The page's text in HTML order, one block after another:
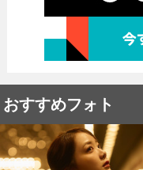
おすすめフォト